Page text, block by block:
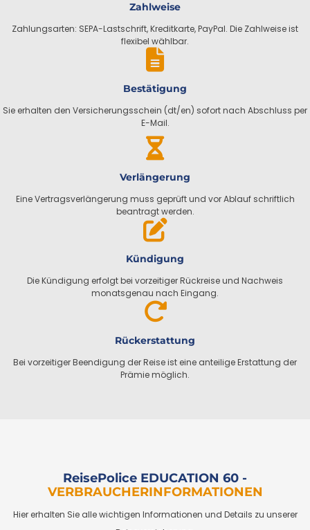
Zahlweise
Zahlungsarten: SEPA-Lastschrift, Kreditkarte, PayPal. Die Zahlweise ist
flexibel wählbar.
Bestätigung
Sie erhalten den Versicherungsschein (dt/en) sofort nach Abschluss per
E-Mail.
Verlängerung
Eine Vertragsverlängerung muss geprüft und vor Ablauf schriftlich
beantragt werden.
Kündigung
Die Kündigung erfolgt bei vorzeitiger Rückreise und Nachweis
monatsgenau nach Eingang.
Rückerstattung
Bei vorzeitiger Beendigung der Reise ist eine anteilige Erstattung der
Prämie möglich.
ReisePolice EDUCATION 60 -
VERBRAUCHERINFORMATIONEN
Hier erhalten Sie alle wichtigen Informationen und Details zu unserer